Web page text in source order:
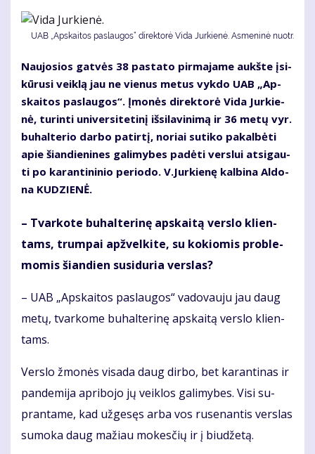
UAB „Ap­skai­tos pa­slau­gos“ di­rek­to­rė Vi­da Jur­kie­nė. Asmeninė nuotr.
Nau­jo­sios gat­vės 38 pa­sta­to pir­ma­ja­me aukš­te įsi­
kū­ru­si veik­lą jau ne vie­nus me­tus vyk­do UAB „Ap­
skai­tos pa­slau­gos“. Įmo­nės di­rek­to­rė Vi­da Jur­kie­
nė, tu­rin­ti uni­ver­si­te­ti­nį iš­si­la­vi­ni­mą ir 36 me­tų vyr.
bu­hal­te­rio dar­bo pa­tir­tį, no­riai su­ti­ko pa­kal­bė­ti
apie šian­die­ni­nes ga­li­my­bes pa­dė­ti ver­slui at­si­gau­
ti po ka­ran­ti­ni­nio pe­ri­odo. V.Jur­kie­nę kal­bi­na Al­do­
na KU­DZIE­NĖ.
– Tvar­ko­te bu­hal­te­ri­nę ap­skai­tą ver­slo klien­
tams, trum­pai ap­žvel­ki­te, su ko­kio­mis pro­ble­
mo­mis šian­dien su­si­du­ria ver­slas?
– UAB „Ap­skai­tos pa­slau­gos“ va­do­vau­ju jau daug
me­tų, tvar­ko­me bu­hal­te­ri­nę ap­skai­tą ver­slo klien­
tams.
Ver­slo žmo­nės vi­sa­da daug dir­bo, bet ka­ran­ti­nas ir
pan­de­mi­ja ap­ri­bo­jo jų veik­los ga­li­my­bes. Vi­si su­
pran­ta­me, kad už­ge­sęs ar­ba vos ru­se­nan­tis ver­slas
su­mo­ka daug ma­žiau mo­kes­čių ir į biu­dže­tą.